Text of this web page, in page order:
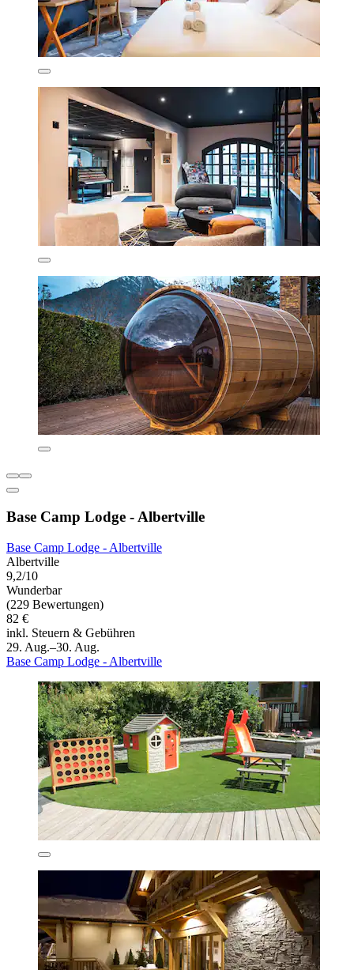
Base Camp Lodge - Albertville
Base Camp Lodge - Albertville
Albertville
9,2/10
Wunderbar
(229 Bewertungen)
82 €
inkl. Steuern & Gebühren
29. Aug.–30. Aug.
Base Camp Lodge - Albertville